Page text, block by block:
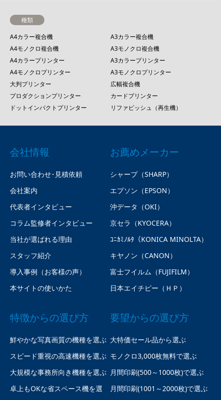
種類
A4カラー複合機
A3カラー複合機
A4モノクロ複合機
A3モノクロ複合機
A4カラープリンター
A3カラープリンター
A4モノクロプリンター
A3モノクロプリンター
大判プリンター
広幅複合機
プロダクションプリンター
カードプリンター
ドットインパクトプリンター
リファビッシュ（再生機）
会社情報
お問い合わせ･見積依頼
会社案内
代表者インタビュー
コラム監修者インタビュー
当社が選ばれる理由
スタッフ紹介
導入事例（お客様の声）
本サイトの使いかた
お薦めメーカー
シャープ（SHARP）
エプソン（EPSON）
沖データ（OKI）
京セラ（KYOCERA）
ｺﾆｶﾐﾉﾙﾀ（KONICA MINOLTA）
キヤノン（CANON）
富士フイルム（FUJIFILM）
日本エイチピー（ＨＰ）
特徴からの選び方
鮮やかな写真画質の機種を選ぶ
スピード重視の高速機種を選ぶ
大規模な事務所向き機種を選ぶ
卓上もOKな省スペース機を選
要望からの選び方
大特価セール品から選ぶ
モノクロ3,000枚無料で選ぶ
月間印刷(500～1000枚)で選ぶ
月間印刷(1001～2000枚)で選ぶ